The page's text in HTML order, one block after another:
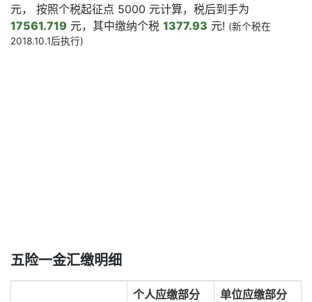
元， 按照个税起征点 5000 元计算，税后到手为
17561.719 元，其中缴纳个税 1377.93 元! (新个税在
2018.10.1后执行)
五险一金汇缴明细
个人应缴部分 单位应缴部分